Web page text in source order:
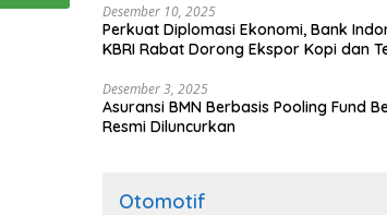
Desember 10, 2025
Perkuat Diplomasi Ekonomi, Bank
KBRI Rabat Dorong Ekspor Kopi dan
Desember 3, 2025
Asuransi BMN Berbasis Pooling Fund
Resmi Diluncurkan
Otomotif